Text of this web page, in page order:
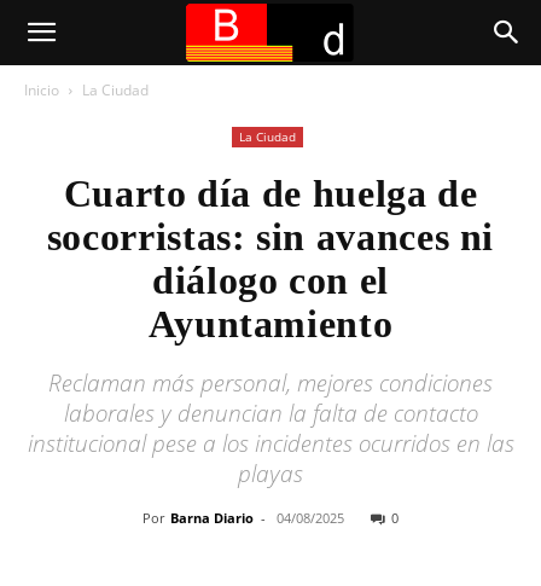
Inicio La Ciudad
La Ciudad
Cuarto día de huelga de
socorristas: sin avances ni
diálogo con el
Ayuntamiento
Reclaman más personal, mejores condiciones
laborales y denuncian la falta de contacto
institucional pese a los incidentes ocurridos en las
playas
Por Barna Diario - 04/08/2025 0